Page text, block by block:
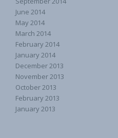
June 2014
May 2014
March 2014
February 2014
January 2014
December 2013
November 2013
October 2013
February 2013
January 2013